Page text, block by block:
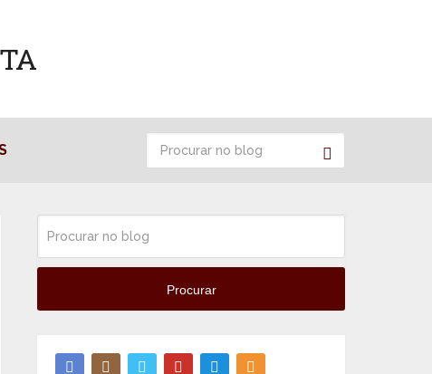
Procurar